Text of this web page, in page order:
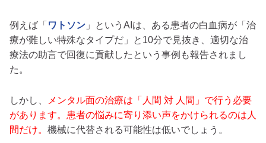
例えば「 ワトソン 」というAIは、ある患者の白血病が「治
療が難しい特殊なタイプだ」と10分で見抜き、適切な治
療法の助言で回復に貢献したという事例も報告されまし
た。
しかし、
メンタル面の治療は「人間 対 人間」で行う必要
があります。患者の悩みに寄り添い声をかけられるのは人
間だけ。 機械に代替される可能性は低いでしょう。